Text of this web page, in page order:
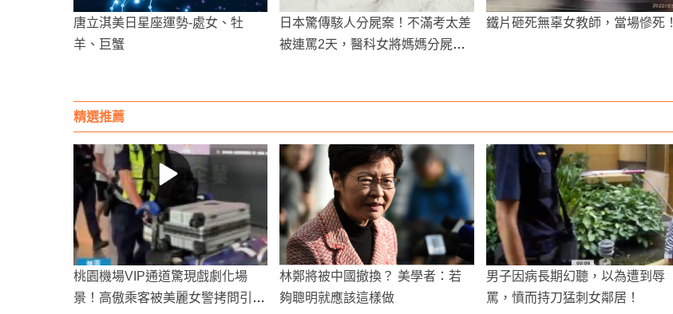
唐立淇美日星座運勢-處女、牡
羊、巨蟹
日本驚傳駭人分屍案！不滿考太差
被連罵2天，醫科女將媽媽分屍丟
鐵片砸死無辜女教師，當場慘死！
精選推薦
桃園機場VIP通道驚現戲劇化場
景！高傲乘客被美麗女警拷問引發
林鄭將被中國撤換？ 美學者：若
夠聰明就應該這樣做
男子因病長期幻聽，以為遭到辱
罵，憤而持刀猛刺女鄰居！